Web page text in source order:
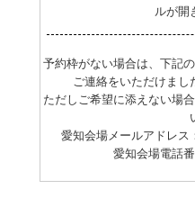
ルが開
予約枠がない場合は、下記
ご連絡をいただけまし
ただしご希望に添えない場
愛知会場メールアドレス
愛知会場電話